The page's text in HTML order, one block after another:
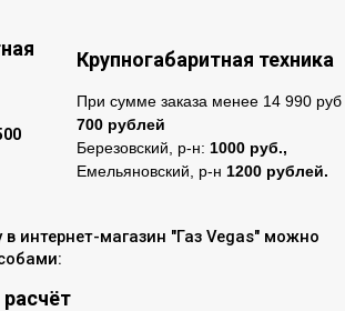
Крупногабаритная техника
При сумме заказа менее 14 990 руб
700 рублей
Березовский, р-н: 1000 руб.,
Емельяновский, р-н 1200 рублей.
в интернет-магазин "Газ Vegas" можно